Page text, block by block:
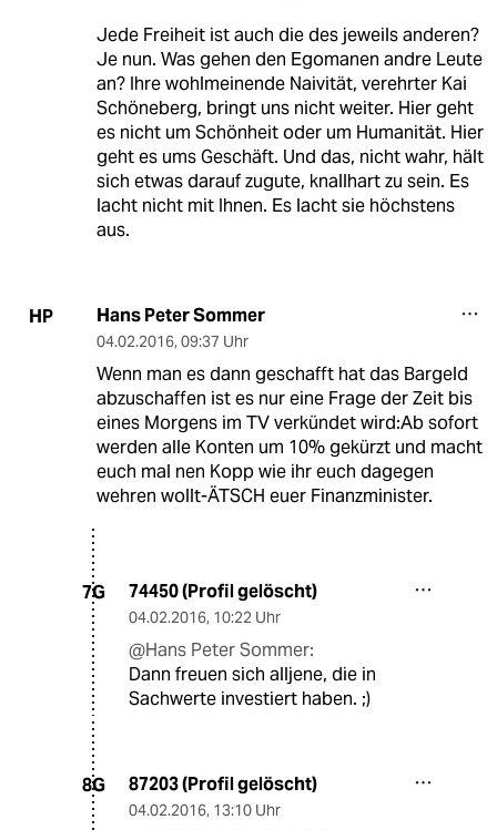
Jede Freiheit ist auch die des jeweils anderen?
Je nun. Was gehen den Egomanen andre Leute
an? Ihre wohlmeinende Naivität, verehrter Kai
Schöneberg, bringt uns nicht weiter. Hier geht
es nicht um Schönheit oder um Humanität. Hier
geht es ums Geschäft. Und das, nicht wahr, hält
sich etwas darauf zugute, knallhart zu sein. Es
lacht nicht mit Ihnen. Es lacht sie höchstens
aus.
HP Hans Peter Sommer
04.02.2016, 09:37 Uhr
Wenn man es dann geschafft hat das Bargeld
abzuschaffen ist es nur eine Frage der Zeit bis
eines Morgens im TV verkündet wird:Ab sofort
werden alle Konten um 10% gekürzt und macht
euch mal nen Kopp wie ihr euch dagegen
wehren wollt-ÄTSCH euer Finanzminister.
7G 74450 (Profil gelöscht)
04.02.2016, 10:22 Uhr
@Hans Peter Sommer:
Dann freuen sich alljene, die in
Sachwerte investiert haben. ;)
8G 87203 (Profil gelöscht)
04.02.2016, 13:10 Uhr